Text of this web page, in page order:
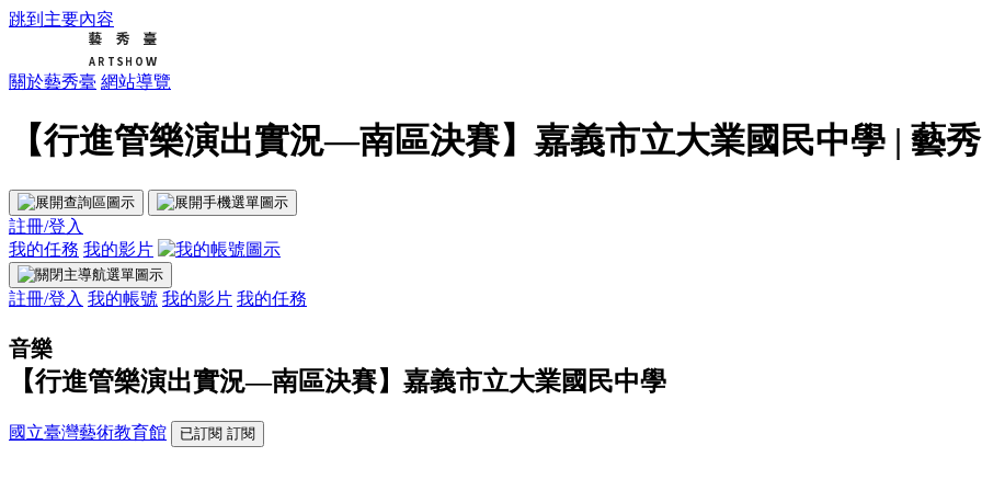
跳到主要內容
關於藝秀臺 網站導覽
【行進管樂演出實況—南區決賽】嘉義市立大業國民中學 | 藝
註冊/登入
我的任務 我的影片
註冊/登入 我的帳號 我的影片 我的任務
音樂
【行進管樂演出實況—南區決賽】嘉義市立大業國民中學
國立臺灣藝術教育館 已訂閱 訂閱